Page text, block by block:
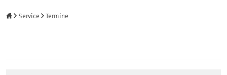
Service Termine